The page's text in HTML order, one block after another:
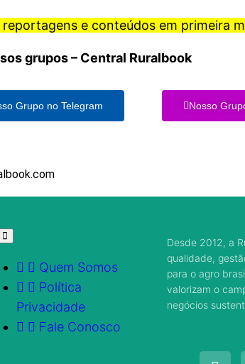
e conteúdos em primeira
grupos – Central Ruralbook
Grupo no Telegram Nosso
Quem Somos
Política
Privacidade
Fale Conosco
Desde 2012, a
qualidade,
para o agro
valorizam o
negócios